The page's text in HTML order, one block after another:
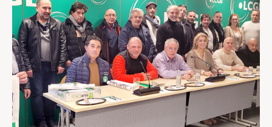
Développement professionnel
Devenir Membre
Actualités